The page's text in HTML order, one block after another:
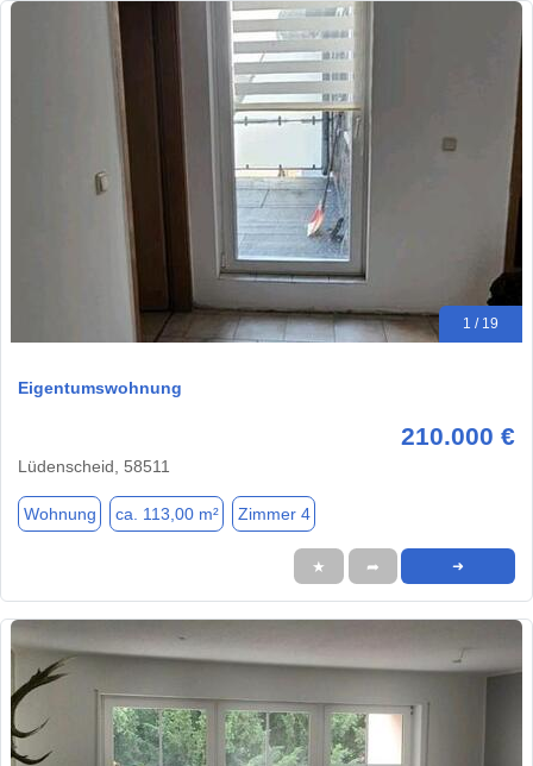
1 / 19
Eigentumswohnung
210.000 €
Lüdenscheid, 58511
Wohnung ca. 113,00 m² Zimmer 4
★ ➦ ➜